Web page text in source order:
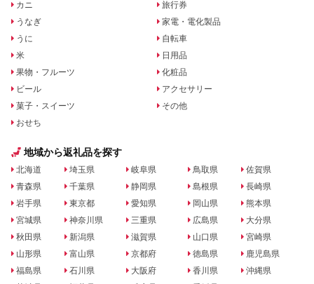
カニ
うなぎ
うに
米
果物・フルーツ
ビール
菓子・スイーツ
おせち
旅行券
家電・電化製品
自転車
日用品
化粧品
アクセサリー
その他
地域から返礼品を探す
北海道
青森県
岩手県
宮城県
秋田県
山形県
福島県
埼玉県
千葉県
東京都
神奈川県
新潟県
富山県
石川県
岐阜県
静岡県
愛知県
三重県
滋賀県
京都府
大阪府
鳥取県
島根県
岡山県
広島県
山口県
徳島県
香川県
佐賀県
長崎県
熊本県
大分県
宮崎県
鹿児島県
沖縄県